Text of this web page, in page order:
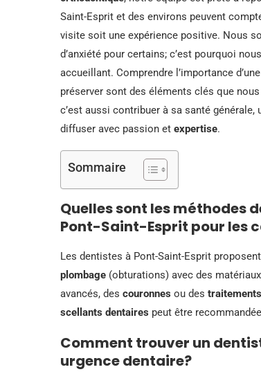
Saint-Esprit et des environs peuvent
visite soit une expérience positive. Nous
d’anxiété pour certains; c’est pourquoi
accueillant. Comprendre l’importance
préserver sont des éléments clés que
c’est aussi contribuer à sa santé
diffuser avec passion et expertise.
Sommaire
Quelles sont les méthodes
Pont-Saint-Esprit pour les
Les dentistes à Pont-Saint-Esprit
plombage (obturations) avec des
avancés, des couronnes ou des
scellants dentaires peut être
Comment trouver un
urgence dentaire?